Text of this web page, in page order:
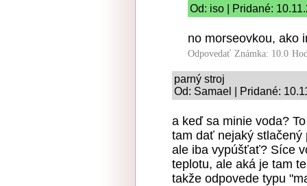
Od: iso | Pridané:
no morseovkou, ako
Odpovedať Známka: 10.0
parný stroj
Od: Samael | Pridané:
a keď sa minie voda?
tam dať nejaký
ale iba vypúšťať? Síce
teplotu, ale aká je tam
takže odpovede typu